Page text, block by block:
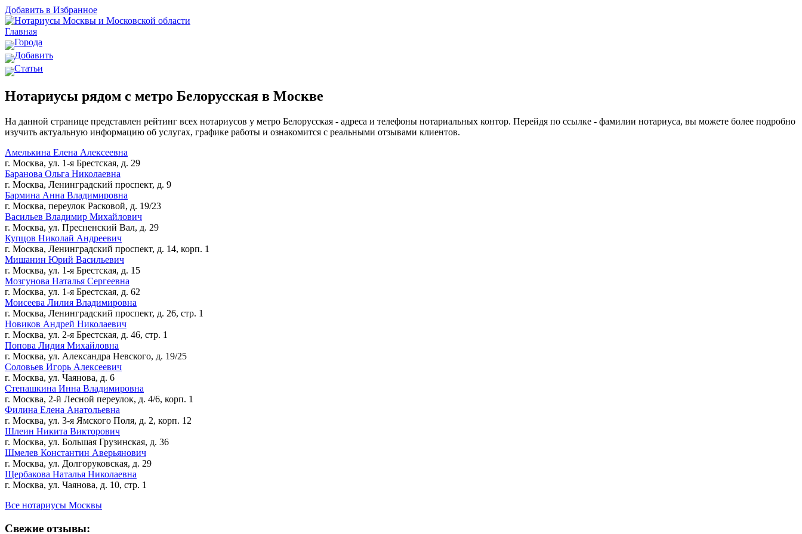
Добавить в Избранное
Главная
Города
Добавить
Статьи
Нотариусы рядом с метро Белорусская в Москве
На данной странице представлен рейтинг всех нотариусов у метро Белорусская - адреса и телефоны нотариальных контор. Перейдя по ссылке - фамилии нотариуса, вы можете более подробно
изучить актуальную информацию об услугах, графике работы и ознакомится с реальными отзывами клиентов.
Амелькина Елена Алексеевна
г. Москва, ул. 1-я Брестская, д. 29
Баранова Ольга Николаевна
г. Москва, Ленинградский проспект, д. 9
Бармина Анна Владимировна
г. Москва, переулок Расковой, д. 19/23
Васильев Владимир Михайлович
г. Москва, ул. Пресненский Вал, д. 29
Купцов Николай Андреевич
г. Москва, Ленинградский проспект, д. 14, корп. 1
Мишанин Юрий Васильевич
г. Москва, ул. 1-я Брестская, д. 15
Мозгунова Наталья Сергеевна
г. Москва, ул. 1-я Брестская, д. 62
Моисеева Лилия Владимировна
г. Москва, Ленинградский проспект, д. 26, стр. 1
Новиков Андрей Николаевич
г. Москва, ул. 2-я Брестская, д. 46, стр. 1
Попова Лидия Михайловна
г. Москва, ул. Александра Невского, д. 19/25
Соловьев Игорь Алексеевич
г. Москва, ул. Чаянова, д. 6
Степашкина Инна Владимировна
г. Москва, 2-й Лесной переулок, д. 4/6, корп. 1
Филина Елена Анатольевна
г. Москва, ул. 3-я Ямского Поля, д. 2, корп. 12
Шлеин Никита Викторович
г. Москва, ул. Большая Грузинская, д. 36
Шмелев Константин Аверьянович
г. Москва, ул. Долгоруковская, д. 29
Щербакова Наталья Николаевна
г. Москва, ул. Чаянова, д. 10, стр. 1
Все нотариусы Москвы
Свежие отзывы: